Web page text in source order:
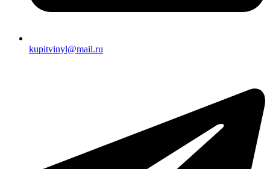
kupitvinyl@mail.ru